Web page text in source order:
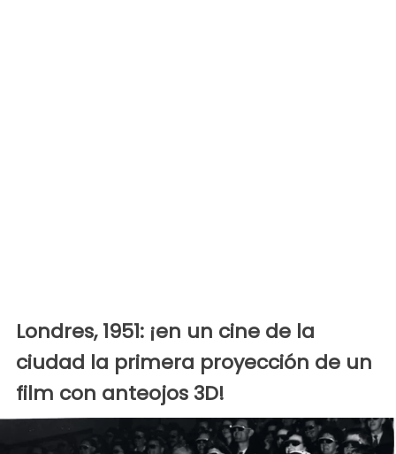
Londres, 1951: ¡en un cine de la
ciudad la primera proyección de un
film con anteojos 3D!